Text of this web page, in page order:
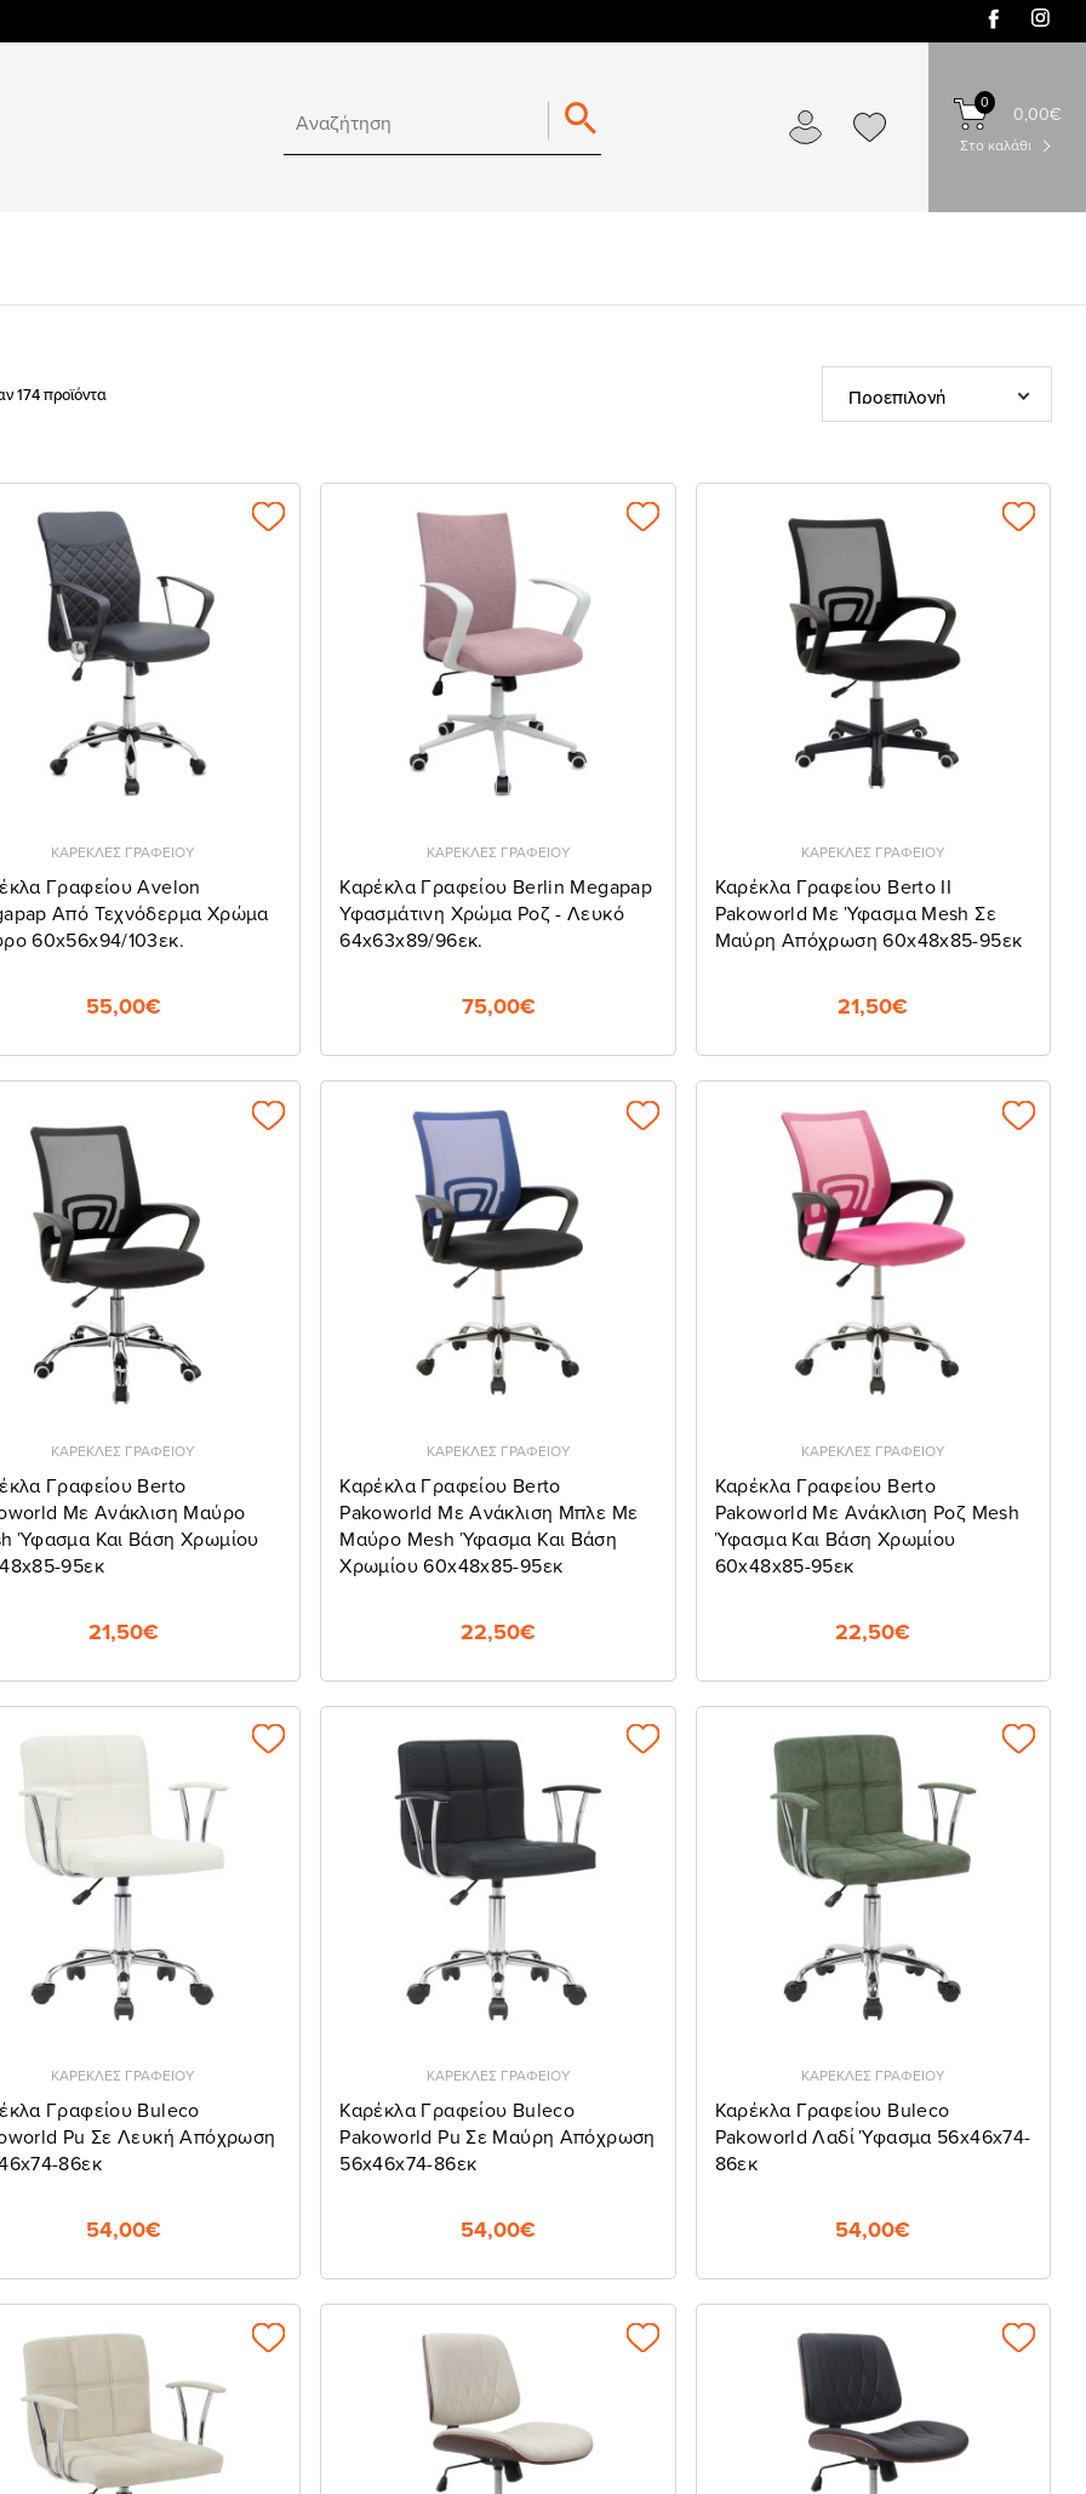
0,00€
0
Στο καλάθι
174 προϊόντα
ΚΑΡΕΚΛΕΣ ΓΡΑΦΕΙΟΥ
Γραφείου Avelon
Από Τεχνόδερμα Χρώμα
60x56x94/103εκ.
55,00€
ΚΑΡΕΚΛΕΣ ΓΡΑΦΕΙΟΥ
Καρέκλα Γραφείου Berlin Megapap
Υφασμάτινη Χρώμα Ροζ - Λευκό
64x63x89/96εκ.
75,00€
ΚΑΡΕΚΛΕΣ ΓΡΑΦΕΙΟΥ
Καρέκλα Γραφείου Berto II
Pakoworld Με Ύφασμα Mesh Σε
Μαύρη Απόχρωση 60x48x85-95εκ
21,50€
ΚΑΡΕΚΛΕΣ ΓΡΑΦΕΙΟΥ
Γραφείου Berto
Με Ανάκλιση Μαύρο
Ύφασμα Και Βάση Χρωμίου
95εκ
21,50€
ΚΑΡΕΚΛΕΣ ΓΡΑΦΕΙΟΥ
Καρέκλα Γραφείου Berto
Pakoworld Με Ανάκλιση Μπλε Με
Μαύρο Mesh Ύφασμα Και Βάση
Χρωμίου 60x48x85-95εκ
22,50€
ΚΑΡΕΚΛΕΣ ΓΡΑΦΕΙΟΥ
Καρέκλα Γραφείου Berto
Pakoworld Με Ανάκλιση Ροζ Mesh
Ύφασμα Και Βάση Χρωμίου
60x48x85-95εκ
22,50€
ΚΑΡΕΚΛΕΣ ΓΡΑΦΕΙΟΥ
Γραφείου Buleco
Pu Σε Λευκή Απόχρωση
86εκ
54,00€
ΚΑΡΕΚΛΕΣ ΓΡΑΦΕΙΟΥ
Καρέκλα Γραφείου Buleco
Pakoworld Pu Σε Μαύρη Απόχρωση
56x46x74-86εκ
54,00€
ΚΑΡΕΚΛΕΣ ΓΡΑΦΕΙΟΥ
Καρέκλα Γραφείου Buleco
Pakoworld Λαδί Ύφασμα 56x46x74-
86εκ
54,00€